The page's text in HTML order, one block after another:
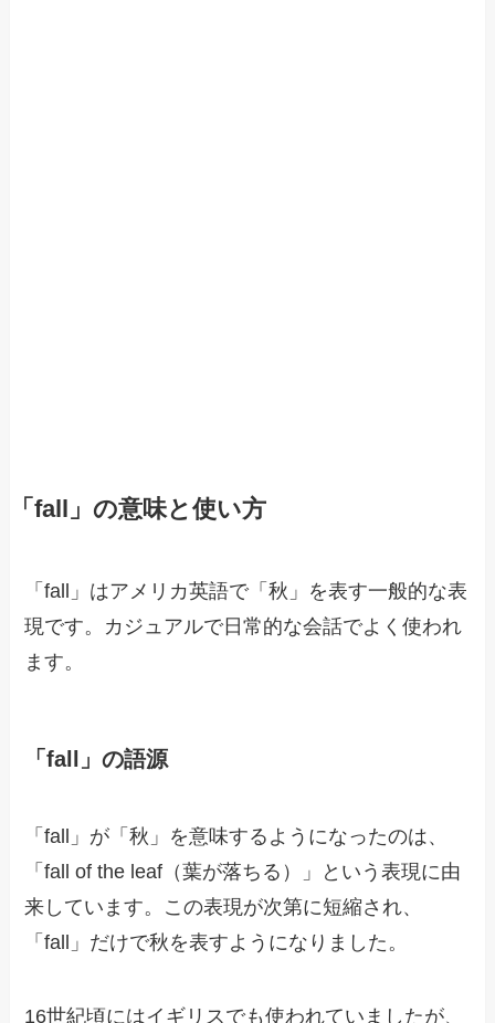
「fall」の意味と使い方
「fall」はアメリカ英語で「秋」を表す一般的な表
現です。カジュアルで日常的な会話でよく使われ
ます。
「fall」の語源
「fall」が「秋」を意味するようになったのは、
「fall of the leaf（葉が落ちる）」という表現に由
来しています。この表現が次第に短縮され、
「fall」だけで秋を表すようになりました。
16世紀頃にはイギリスでも使われていましたが、